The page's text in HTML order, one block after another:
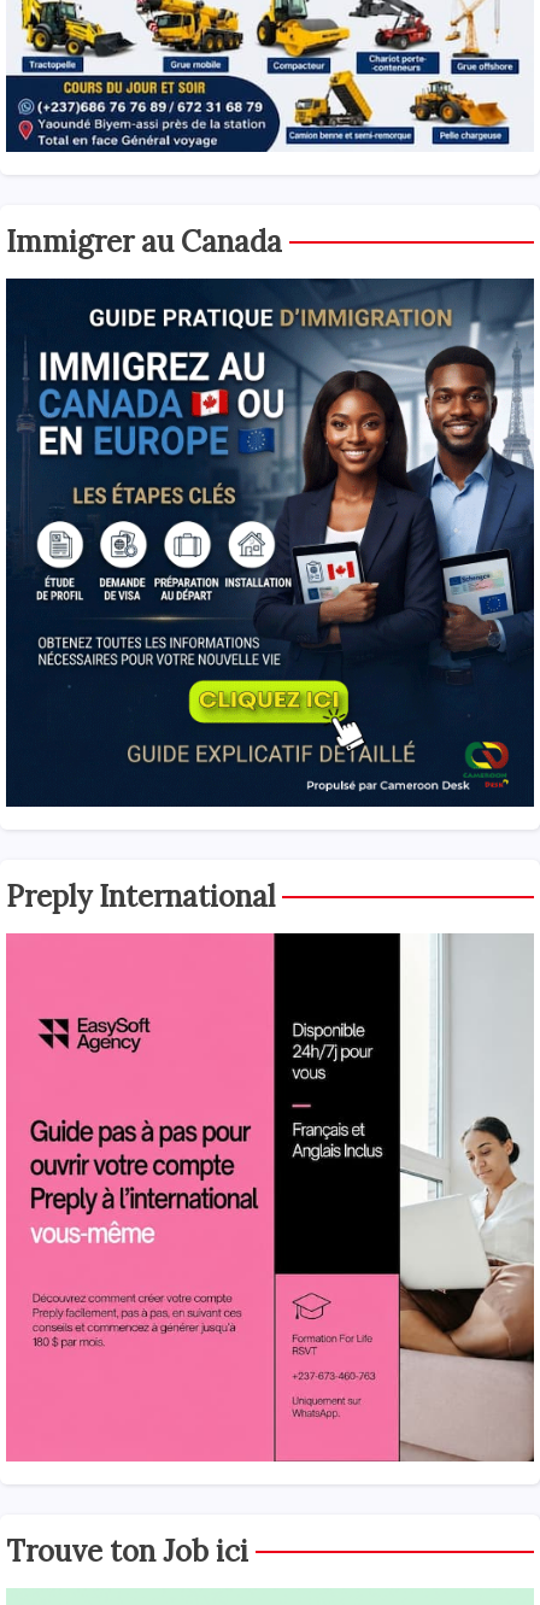
Immigrer au Canada
Preply International
Trouve ton Job ici